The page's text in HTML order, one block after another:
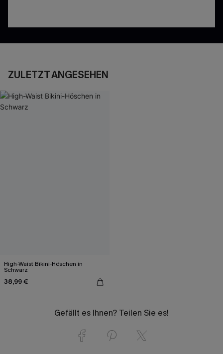
ZULETZT ANGESEHEN
High-Waist Bikini-Höschen in
Schwarz
38,99 €
Gefällt es Ihnen? Teilen Sie es!